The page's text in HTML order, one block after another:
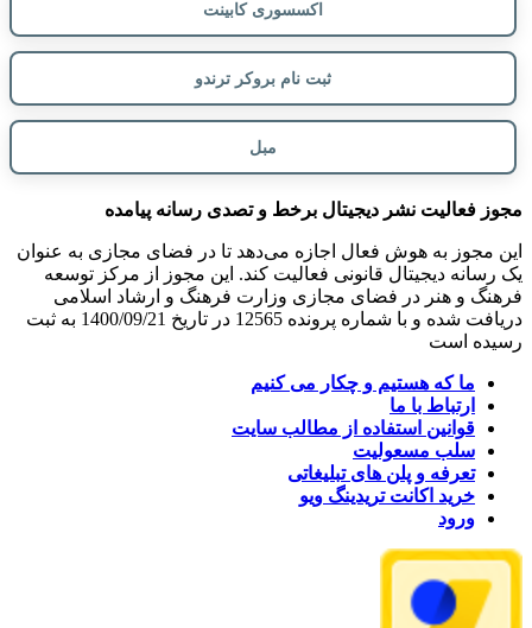
اکسسوری کابینت
ثبت نام بروکر ترندو
مبل
مجوز فعالیت نشر دیجیتال برخط و تصدی رسانه پیامده
این مجوز به هوش فعال اجازه می‌دهد تا در فضای مجازی به عنوان
یک رسانه دیجیتال قانونی فعالیت کند. این مجوز از مرکز توسعه
فرهنگ و هنر در فضای مجازی وزارت فرهنگ و ارشاد اسلامی
دریافت شده و با شماره پرونده 12565 در تاریخ 1400/09/21 به ثبت
رسیده است
ما که هستیم و چکار می کنیم
ارتباط با ما
قوانین استفاده از مطالب سایت
سلب مسعولیت
تعرفه و پلن های تبلیغاتی
خرید اکانت تریدینگ ویو
ورود